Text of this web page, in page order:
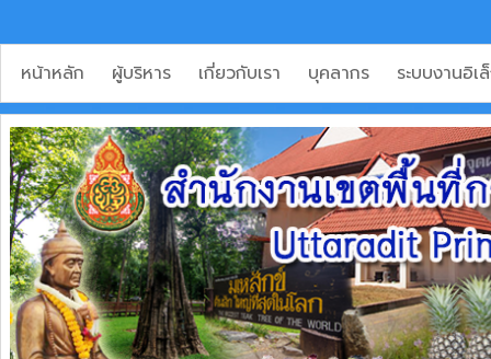
หน้าหลัก ผู้บริหาร เกี่ยวกับเรา บุคลากร ระบบงานอิ